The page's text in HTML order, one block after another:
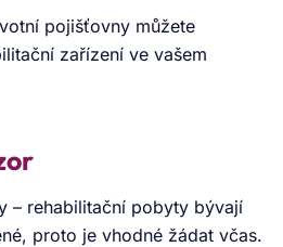
pojišťovny můžete
zařízení ve vašem
– rehabilitační pobyty bývají
proto je vhodné žádat včas.